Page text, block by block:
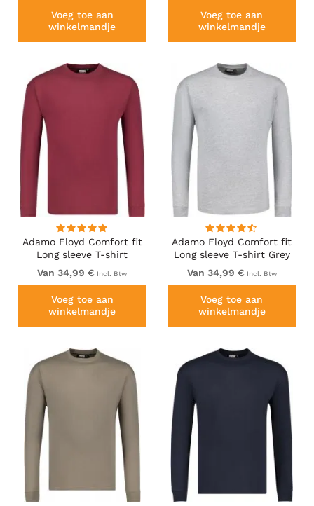
Voeg toe aan
winkelmandje
Voeg toe aan
winkelmandje
Adamo Floyd Comfort fit
Long sleeve T-shirt
Burgundy
Van 34,99 € Incl. Btw
Voeg toe aan
winkelmandje
Adamo Floyd Comfort fit
Long sleeve T-shirt Grey
Van 34,99 € Incl. Btw
Voeg toe aan
winkelmandje